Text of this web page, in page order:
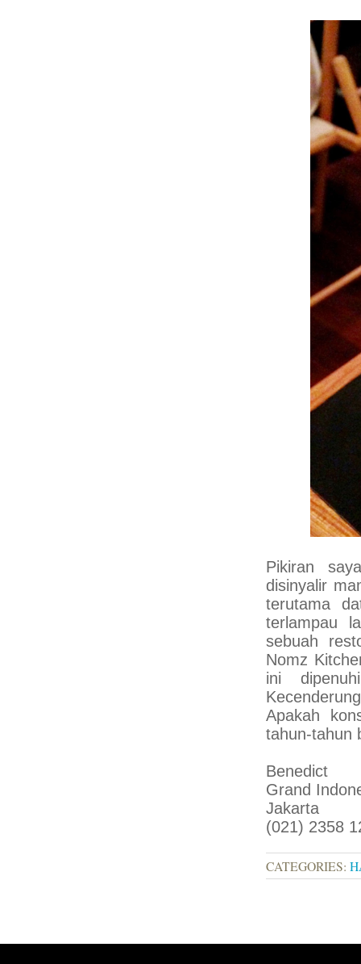
Pikiran
disinyalir
terutama
terlampau
sebuah
Nomz
ini
Apakah
tahun-tahun
Benedict
Grand
Jakarta
(021) 2358
CATEGORIES: